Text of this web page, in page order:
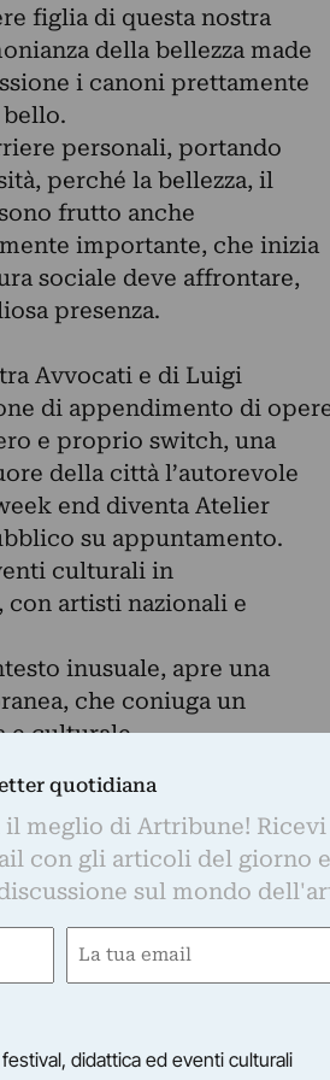
figlia di questa nostra
della bellezza made
i canoni prettamente
personali, portando
perché la bellezza, il
frutto anche
importante, che inizia
sociale deve affrontare,
presenza.
Avvocati e di Luigi
di appendimento di
e proprio switch, una
della città l’autorevole
end diventa Atelier
su appuntamento.
culturali in
artisti nazionali e
inusuale, apre una
che coniuga un
e culturale.
quotidiana
meglio di Artribune!
con gli articoli del giorno
sul mondo
Email
didattica ed eventi culturali